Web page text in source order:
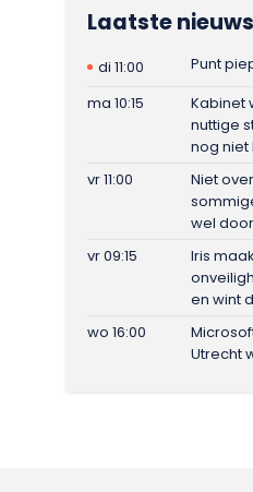
Laatste nieuws
di 11:00
Punt
ma 10:15
Kabinet
nuttige
nog niet
vr 11:00
Niet
wel door
vr 09:15
Iris
en wint
wo 16:00
Utrecht